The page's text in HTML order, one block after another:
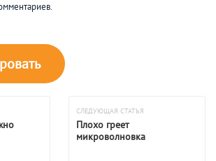
СЛЕДУЮЩАЯ СТАТЬЯ
Плохо греет
микроволновка